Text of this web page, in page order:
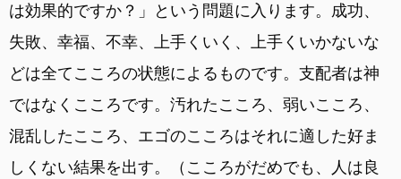
は効果的ですか？」という問題に入ります。成功、
失敗、幸福、不幸、上手くいく、上手くいかないな
どは全てこころの状態によるものです。支配者は神
ではなくこころです。汚れたこころ、弱いこころ、
混乱したこころ、エゴのこころはそれに適した好ま
しくない結果を出す。（こころがだめでも、人は良